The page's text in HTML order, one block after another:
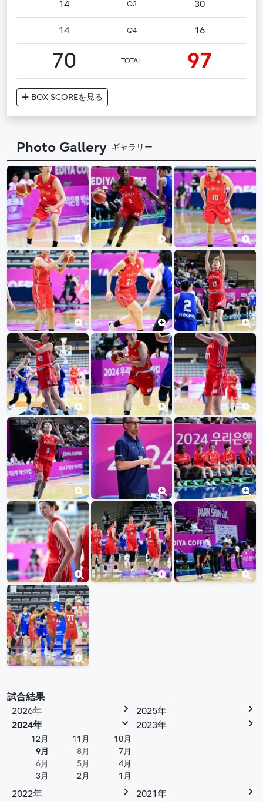
14 Q3 30
14 Q4 16
70 TOTAL 97
BOX SCOREを見る
Photo Gallery ギャラリー
試合結果
2026年
2025年
2024年
12月 11月
10月
9月
8月
7月
6月
5月
4月
3月
2月 1月
2023年
2022年
2021年